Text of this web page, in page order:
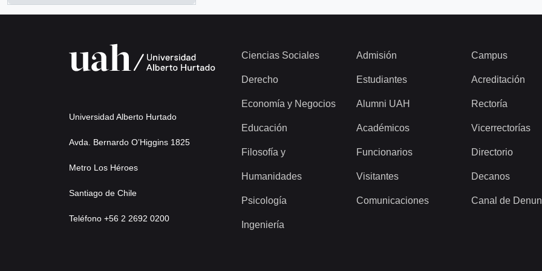
Universidad Alberto Hurtado
Avda. Bernardo O’Higgins 1825
Metro Los Héroes
Santiago de Chile
Teléfono +56 2 2692 0200
Ciencias Sociales
Derecho
Economía y Negocios
Educación
Filosofía y
Humanidades
Psicología
Ingeniería
Admisión
Estudiantes
Alumni UAH
Académicos
Funcionarios
Visitantes
Comunicaciones
Campus
Acreditación
Rectoría
Vicerrectorías
Directorio
Decanos
Canal de